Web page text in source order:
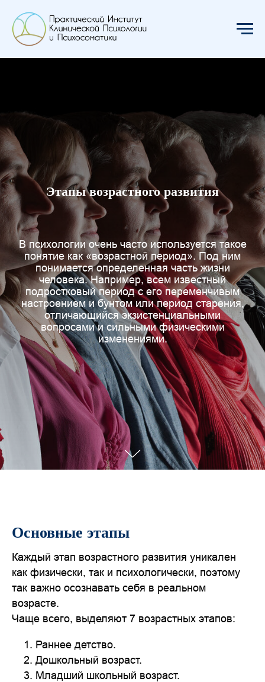
Этапы возрастного развития
В психологии очень часто используется такое
понятие как «возрастной период». Под ним
понимается определенная часть жизни
человека. Например, всем известный
подростковый период с его переменчивым
настроением и бунтом или период старения,
отличающийся экзистенциальными
вопросами и сильными физическими
изменениями.
Основные этапы
Каждый этап возрастного развития уникален
как физически, так и психологически, поэтому
так важно осознавать себя в реальном
возрасте.
Чаще всего, выделяют 7 возрастных этапов:
Раннее детство.
Дошкольный возраст.
Младший школьный возраст.